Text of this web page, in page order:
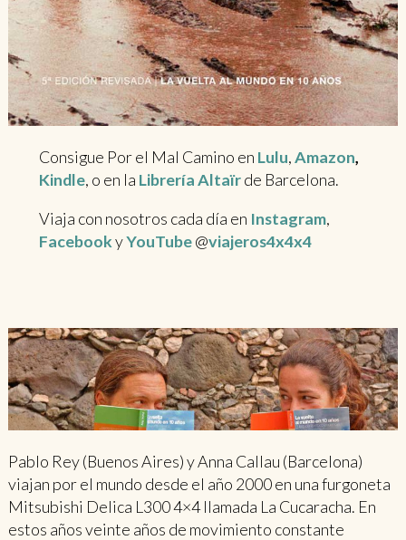
Consigue Por el Mal Camino en Lulu,Amazon,
Kindle, o en la Librería Altaïrde Barcelona.
Viaja con nosotros cada día en Instagram,
FacebookyYouTube@viajeros4x4x4
Pablo Rey (Buenos Aires) y Anna Callau (Barcelona)
viajan por el mundo desde el año 2000 en una furgoneta
Mitsubishi Delica L300 4×4 llamada La Cucaracha. En
estos años veinte años de movimiento constante